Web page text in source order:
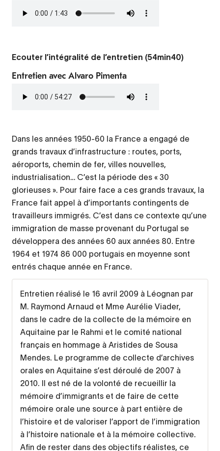
audio
Ecouter l’intégralité de l’entretien (54min40)
Entretien avec Alvaro Pimenta
audio
Dans les années 1950-60 la France a engagé de
grands travaux d’infrastructure : routes, ports,
aéroports, chemin de fer, villes nouvelles,
industrialisation… C’est la période des « 30
glorieuses ». Pour faire face a ces grands travaux, la
France fait appel à d’importants contingents de
travailleurs immigrés. C’est dans ce contexte qu’une
immigration de masse provenant du Portugal se
développera des années 60 aux années 80. Entre
1964 et 1974 86 000 portugais en moyenne sont
entrés chaque année en France.
Entretien réalisé le 16 avril 2009 à Léognan par
M. Raymond Arnaud et Mme Aurélie Viader,
dans le cadre de la collecte de la mémoire en
Aquitaine par le Rahmi et le comité national
français en hommage à Aristides de Sousa
Mendes. Le programme de collecte d’archives
orales en Aquitaine s’est déroulé de 2007 à
2010. Il est né de la volonté de recueillir la
mémoire d’immigrants et de faire de cette
mémoire orale une source à part entière de
l’histoire et de valoriser l’apport de l’immigration
à l’histoire nationale et à la mémoire collective.
Afin de rester dans des objectifs réalistes, ce